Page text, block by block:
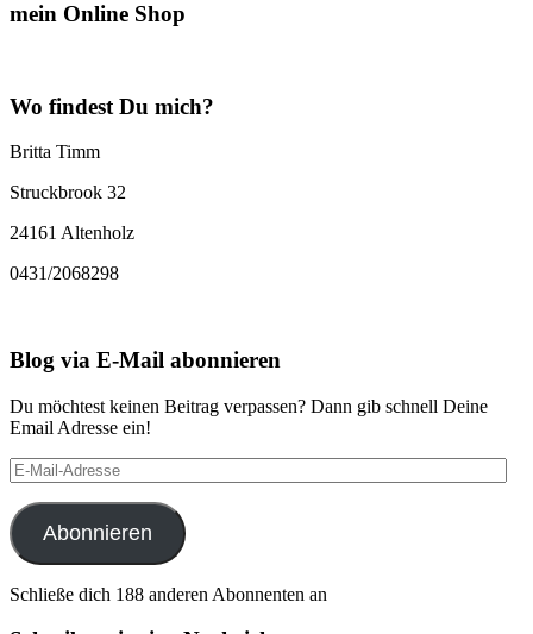
mein Online Shop
Wo findest Du mich?
Britta Timm
Struckbrook 32
24161 Altenholz
0431/2068298
Blog via E-Mail abonnieren
Du möchtest keinen Beitrag verpassen? Dann gib schnell Deine
Email Adresse ein!
E-
Mail-
Adresse
Abonnieren
Schließe dich 188 anderen Abonnenten an